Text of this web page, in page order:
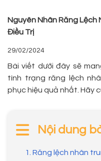
Nguyên Nhân Răng Lệch
Điều Trị
29/02/2024
Bài viết dưới đây sẽ
tình trạng răng lệch
phục hiệu quả nhất. Hãy
Nội dung
1. Răng lệch nhân